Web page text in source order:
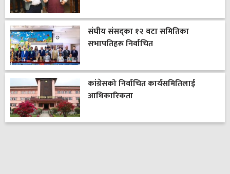
संघीय संसद्का १२ वटा समितिका
सभापतिहरू निर्वाचित
कांग्रेसको निर्वाचित कार्यसमितिलाई
आधिकारिकता